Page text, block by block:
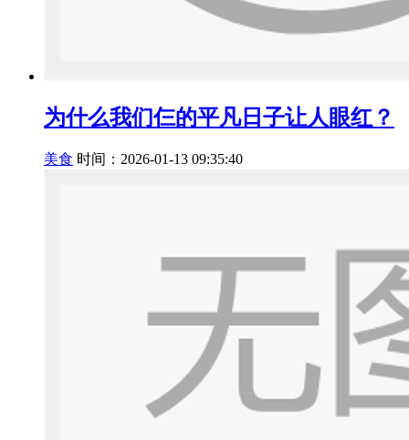
为什么我们仨的平凡日子让人眼红？
美食 时间：2026-01-13 09:35:40